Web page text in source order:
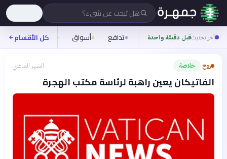
هل تبحث عن شيء؟
آخر تحديثقبل دقيقة واحدة تدافع أسواق ناس روح
كل الأقسام
روح› خلاصة الشهر الماضي
الفاتيكان يعين راهبة لرئاسة مكتب الهجرة